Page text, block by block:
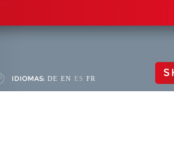
IDIOMAS: DE EN ES FR